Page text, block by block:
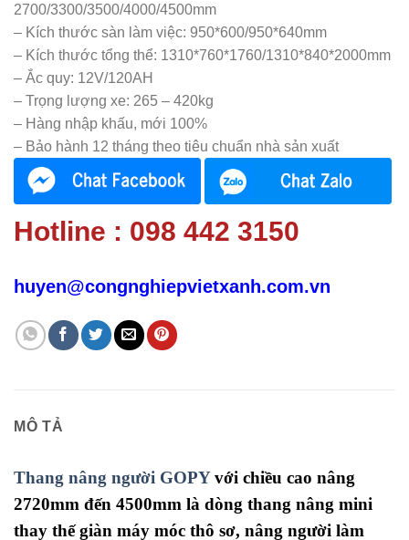
2700/3300/3500/4000/4500mm
– Kích thước sàn làm việc: 950*600/950*640mm
– Kích thước tổng thể: 1310*760*1760/1310*840*2000mm
– Ắc quy: 12V/120AH
– Trọng lượng xe: 265 – 420kg
– Hàng nhập khấu, mới 100%
– Bảo hành 12 tháng theo tiêu chuẩn nhà sản xuất
Hotline : 098 442 3150
huyen@congnghiepvietxanh.com.vn
MÔ TẢ
Thang nâng người GOPYvới chiều cao nâng
2720mm đến 4500mm là dòng thang nâng mini
thay thế giàn máy móc thô sơ, nâng người làm